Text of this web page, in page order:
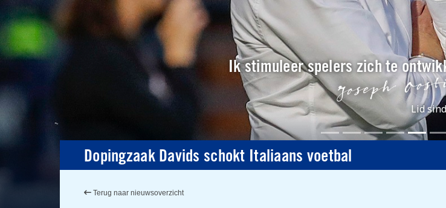
Ik stimuleer spelers zich te
Lid
Dopingzaak Davids schokt Italiaans voetbal
Terug naar nieuwsoverzicht